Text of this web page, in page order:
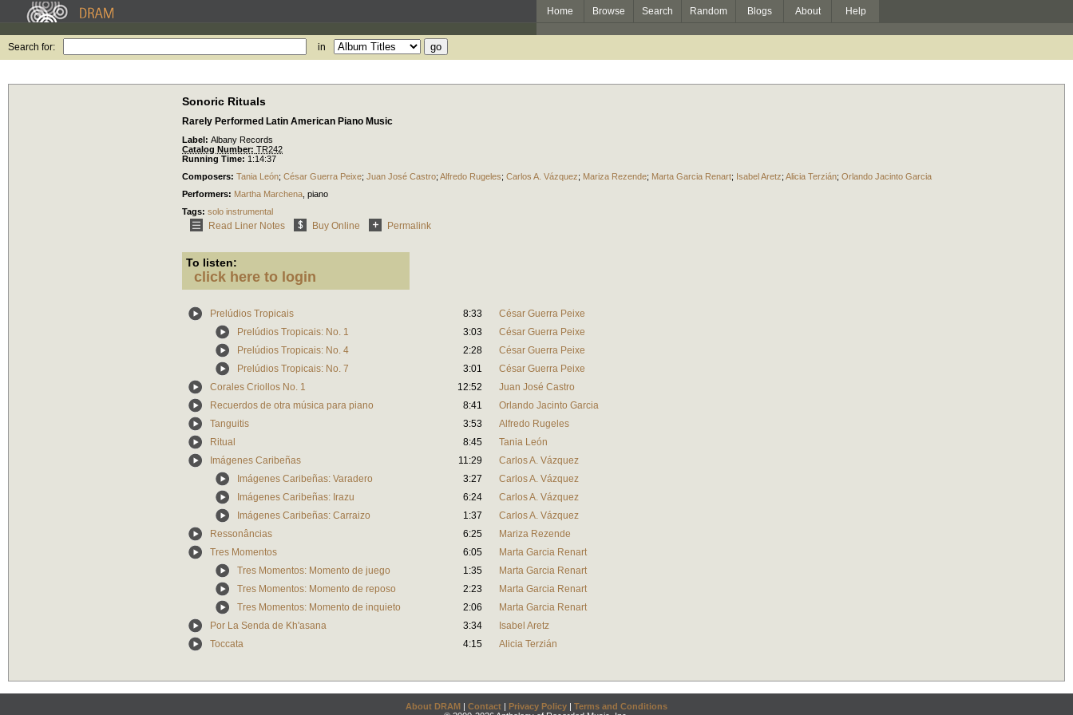
Home Browse Search Random Blogs About Help
Search for: in
Sonoric Rituals
Rarely Performed Latin American Piano Music
Label: Albany Records
Catalog Number: TR242
Running Time: 1:14:37
Composers: Tania León; César Guerra Peixe; Juan José Castro; Alfredo Rugeles; Carlos A. Vázquez; Mariza Rezende; Marta Garcia Renart; Isabel Aretz; Alicia Terzián; Orlando Jacinto Garcia
Performers: Martha Marchena piano
Tags: solo instrumental
Read Liner Notes Buy Online Permalink
To listen:
click here to login
Prelúdios Tropicais 8:33
César Guerra Peixe
Prelúdios Tropicais: No. 1
3:03
César Guerra Peixe
Prelúdios Tropicais: No. 4
2:28
César Guerra Peixe
Prelúdios Tropicais: No. 7
3:01
César Guerra Peixe
Corales Criollos No. 1
12:52
Juan José Castro
Recuerdos de otra música para piano
8:41
Orlando Jacinto Garcia
Tanguitis
3:53
Alfredo Rugeles
Ritual
8:45
Tania León
Imágenes Caribeñas
11:29
Carlos A. Vázquez
Imágenes Caribeñas: Varadero
3:27
Carlos A. Vázquez
Imágenes Caribeñas: Irazu
6:24
Carlos A. Vázquez
Imágenes Caribeñas: Carraizo
1:37
Carlos A. Vázquez
Ressonâncias
6:25
Mariza Rezende
Tres Momentos
6:05
Marta Garcia Renart
Tres Momentos: Momento de juego
1:35
Marta Garcia Renart
Tres Momentos: Momento de reposo
2:23
Marta Garcia Renart
Tres Momentos: Momento de inquieto
2:06
Marta Garcia Renart
Por La Senda de Kh'asana
3:34
Isabel Aretz
Toccata
4:15 Alicia Terzián
About DRAM | Contact | Privacy Policy | Terms and Conditions